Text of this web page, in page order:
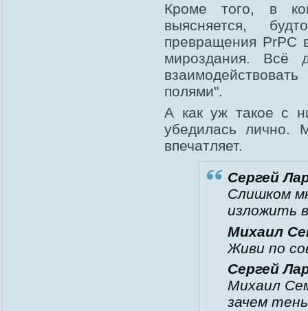
Кроме того, в
выясняется,
превращения PrPC
мироздания. Всё
полями".
А как уж такое с
убедилась лично.
впечатляет.
Сергей
Слишком
изложить
Михаил
Живи по
Сергей
Михаил
зачем